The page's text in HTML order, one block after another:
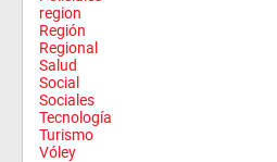
region
Región
Regional
Salud
Social
Sociales
Tecnología
Turismo
Vóley